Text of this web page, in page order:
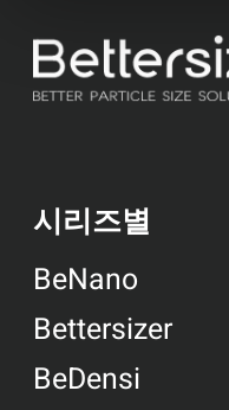
시리즈별
BeNano
Bettersizer
BeDensi